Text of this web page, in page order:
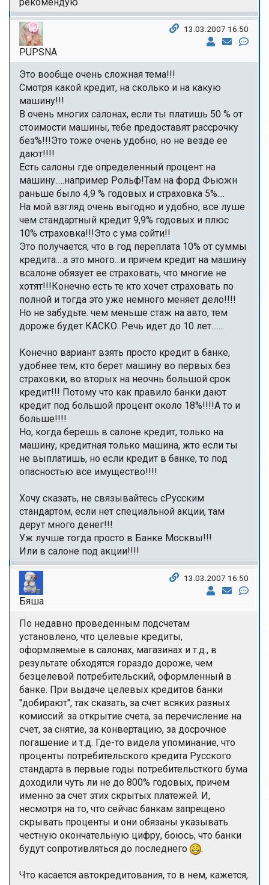
PUPSNA
13.03.2007 16:50
Это вообще очень сложная тема!!!
Смотря какой кредит, на сколько и на какую
машину!!!
В очень многих салонах, если ты платишь 50 % от
стоимости машины, тебе предоставят рассрочку
без%!!!Это тоже очень удобно, но не везде ее
дают!!!!
Есть салоны где определенный процент на
машину.....например Рольф!Там на форд Фьюжн
раньше было 4,9 % годовых и страховка 5%....
На мой взгляд очень выгодно и удобно, все луше
чем стандартный кредит 9,9% годовых и плюс
10% страховка!!!Это с ума сойти!!
Это получается, что в год переплата 10% от суммы
кредита....а это много...и причем кредит на машину
всалоне обязует ее страховать, что многие не
хотят!!!Конечно есть те кто хочет страховать по
полной и тогда это уже немного меняет дело!!!!
Но не забудьте. чем меньше стаж на авто, тем
дороже будет КАСКО. Речь идет до 10 лет.......
Конечно вариант взять просто кредит в банке,
удобнее тем, кто берет машину во первых без
страховки, во вторых на неочнь большой срок
кредит!!! Потому что как правило банки дают
кредит под большой процент около 18%!!!!А то и
больше!!!!
Но, когда берешь в салоне кредит, только на
машину, кредитная только машина, жто если ты
не выплатишь, но если кредит в банке, то под
опасностью все имущество!!!!
Хочу сказать, не связывайтесь сРусским
стандартом, если нет специальной акции, там
дерут много денег!!!
Уж лучше тогда просто в Банке Москвы!!!
Или в салоне под акции!!!!
Бяша
13.03.2007 16:50
По недавно проведенным подсчетам
установлено, что целевые кредиты,
оформляемые в салонах, магазинах и т.д., в
результате обходятся гораздо дороже, чем
безцелевой потребительский, оформленный в
банке. При выдаче целевых кредитов банки
"добирают", так сказать, за счет всяких разных
комиссий: за открытие счета, за перечисление на
счет, за снятие, за конвертацию, за досрочное
погашение и т.д. Где-то видела упоминание, что
проценты потребительского кредита Русского
стандарта в первые годы потребительсткого бума
доходили чуть ли не до 800% годовых, причем
именно за счет этих скрытых платежей. И,
несмотря на то, что сейчас банкам запрещено
скрывать проценты и они обязаны указывать
честную окончательную цифру, боюсь, что банки
будут сопротивляться до последнего
.
Что касается автокредитования, то в нем, кажется,